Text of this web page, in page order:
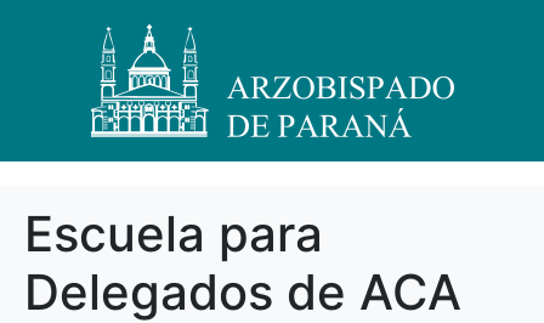
Escuela para
Delegados de ACA